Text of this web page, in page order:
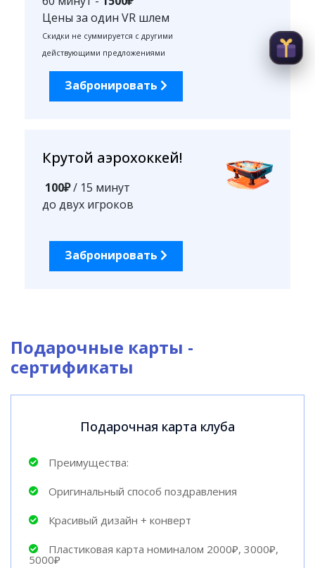
Цены за один VR шлем
Скидки не суммируется с другими
действующими предложениями
Забронировать
Крутой аэрохоккей!
100₽/ 15 минут
до двух игроков
Забронировать
Подарочные карты -
сертификаты
Подарочная карта клуба
Преимущества:
Оригинальный способ поздравления
Красивый дизайн + конверт
Пластиковая карта номиналом 2000₽, 3000₽,
5000₽